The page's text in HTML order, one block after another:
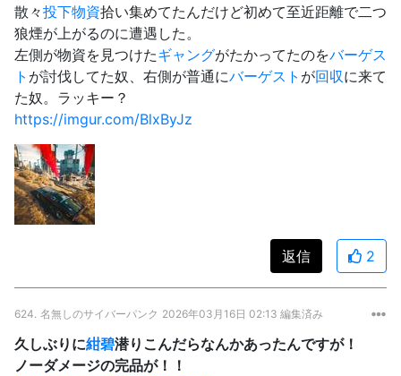
散々投下物資拾い集めてたんだけど初めて至近距離で二つ
狼煙が上がるのに遭遇した。
左側が物資を見つけたギャングがたかってたのをバーゲス
ト が討伐してた奴、右側が普通にバーゲスト が回収に来て
た奴。ラッキー？
https://imgur.com/BlxByJz
返信 2
624. 名無しのサイバーパンク 2026年03月16日 02:13 編集済み
久しぶりに紺碧潜りこんだらなんかあったんですが！
ノーダメージの完品が！！